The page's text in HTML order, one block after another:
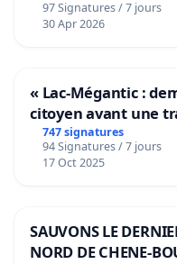
97 Signatures / 7 jours
30 Apr 2026
« Lac-Mégantic :
citoyen avant une
de notre territoire »
747 signatures
94 Signatures / 7 jours
17 Oct 2025
SAUVONS LE
NORD DE CHENE-